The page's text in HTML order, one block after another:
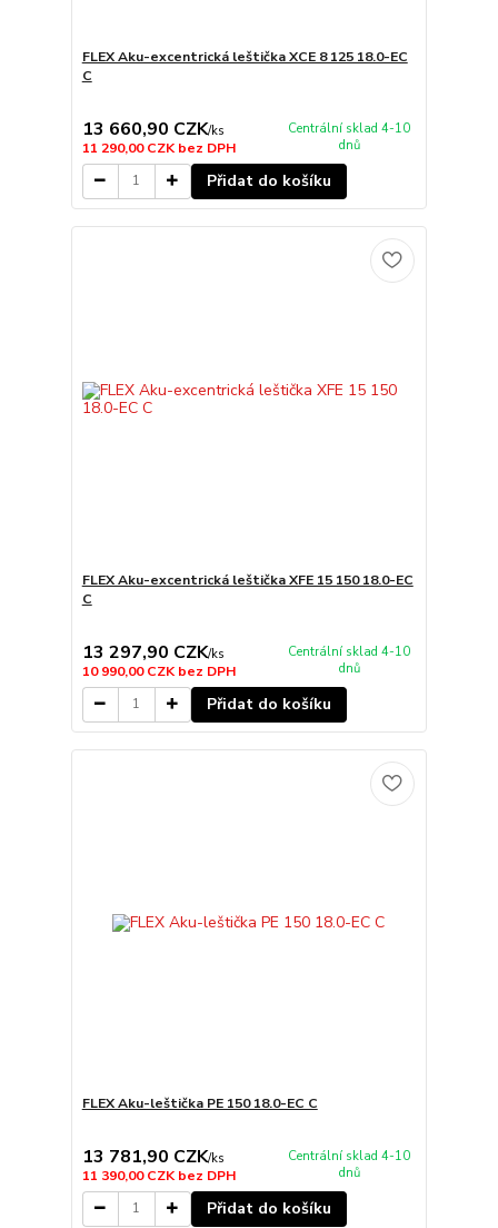
FLEX Aku-excentrická leštička XCE 8 125 18.0-EC
C
13 660,90 CZK/ks
11 290,00 CZKbez DPH
Centrální sklad 4-10
dnů
Přidat do košíku
FLEX Aku-excentrická leštička XFE 15 150 18.0-EC
C
13 297,90 CZK/ks
10 990,00 CZKbez DPH
Centrální sklad 4-10
dnů
Přidat do košíku
FLEX Aku-leštička PE 150 18.0-EC C
13 781,90 CZK/ks
11 390,00 CZKbez DPH
Centrální sklad 4-10
dnů
Přidat do košíku